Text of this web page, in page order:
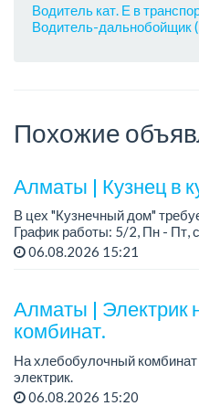
Водитель кат. Е в
Водитель-дальнобойщик
Похожие
Алматы | Кузнец в
В цех "Кузнечный дом"
График работы: 5/2, Пн - Пт,
суббота.
- о...
06.08.2026 15:21
Алматы | Электрик
комбинат.
На хлебобулочный
электрик.
Зарплата: от 250 000 тенге
06.08.2026 15:20